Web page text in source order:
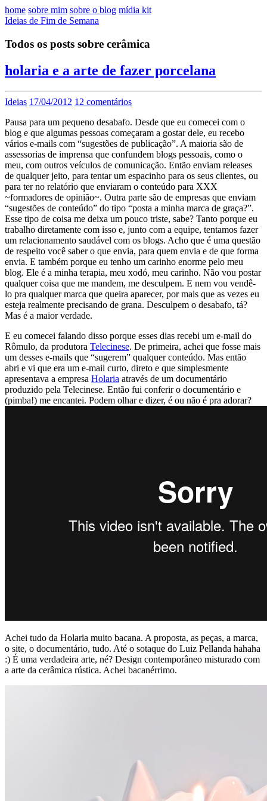
home sobre mim sobre o blog mídia kit
Ideias de Fim de Semana
Todos os posts sobre cerâmica
holaria e a arte de fazer porcelana
Ideias 17/04/2012 12 comentários
Pausa para um pequeno desabafo. Desde que eu comecei com o
blog e que algumas pessoas começaram a gostar dele, eu recebo
vários e-mails com “sugestões de publicação”. A maioria são de
assessorias de imprensa que confundem blogs pessoais, como o
meu, com outros veículos de comunicação. Então enviam releases
de qualquer jeito, para tentar um espacinho para os seus clientes, ou
para ter no relatório que enviaram o conteúdo para XXX
~formadores de opinião~. Outra parte são de empresas que enviam
“sugestões de conteúdo” do tipo “posta a minha marca de graça?”.
Esse tipo de coisa me deixa um pouco triste, sabe? Tanto porque eu
trabalho diretamente com isso e, junto com a equipe, tentamos fazer
um relacionamento saudável com os blogs. Acho que é uma questão
de respeito você saber o que envia, para quem envia e de que forma
envia. E também porque eu tenho um carinho enorme pelo meu
blog. Ele é a minha terapia, meu xodó, meu carinho. Não vou postar
qualquer coisa que me mandem, me desculpem. E nem vou vendê-
lo pra qualquer marca que queira aparecer, por mais que as vezes eu
esteja realmente precisando de grana. Desculpem o desabafo, tá?
Mas é a maior verdade.
E eu comecei falando disso porque esses dias recebi um e-mail do
Rômulo, da produtora Telecinese. De primeira, achei que fosse mais
um desses e-mails que “sugerem” qualquer conteúdo. Mas então
abri e vi que era um e-mail curto, direto e que simplesmente
apresentava a empresa Holaria através de um documentário
produzido pela Telecinese. Então fui conferir o documentário e
(pimba!) me encantei. Podem olhar e dizer, é ou não é pra adorar?
Achei tudo da Holaria muito bacana. A proposta, as peças, a marca,
o site, o documentário, tudo. Até o sotaque do Luiz Pellanda hahaha
:) É uma verdadeira arte, né? Design contemporâneo misturado com
a arte da cerâmica rústica. Achei bacanérrimo.